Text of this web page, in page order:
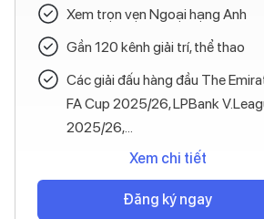
Xem trọn vẹn Ngoại hạng Anh
Gần 120 kênh giải trí, thể thao
Các giải đấu hàng đầu The
FA Cup 2025/26, LPBank
2025/26,...
Xem chi tiết
Đăng ký ngay